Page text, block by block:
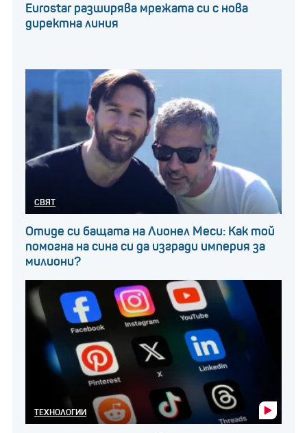
Eurostar разширява мрежата си с нова
директна линия
СВЯТ
Отиде си бащата на Лионел Меси: Как той
помогна на сина си да изгради империя за
милиони?
ТЕХНОЛОГИИ